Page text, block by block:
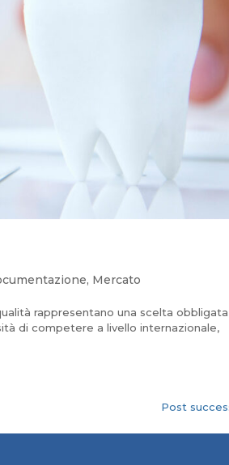
, Mercato
rappresentano una scelta
di competere a livello internazionale,
Post